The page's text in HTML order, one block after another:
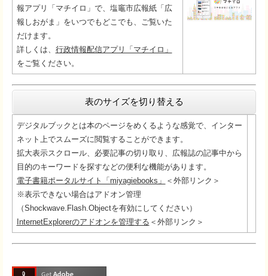
報アプリ「マチイロ」で、塩竈市広報紙「広
報しおがま」をいつでもどこでも、ご覧いた
だけます。
詳しくは、 行政情報配信アプリ「マチイロ」
をご覧ください。
表のサイズを切り替える
デジタルブックとは本のページをめくるような感覚で、インター
ネット上でスムーズに閲覧することができます。
拡大表示スクロール、必要記事の切り取り、広報誌の記事中から
目的のキーワードを探すなどの便利な機能があります。
電子書籍ポータルサイト「miyagiebooks」
＜外部リンク＞
※表示できない場合はアドオン管理
（Shockwave.Flash.Objectを有効にしてください）
InternetExplorerのアドオンを管理する ＜外部リンク＞